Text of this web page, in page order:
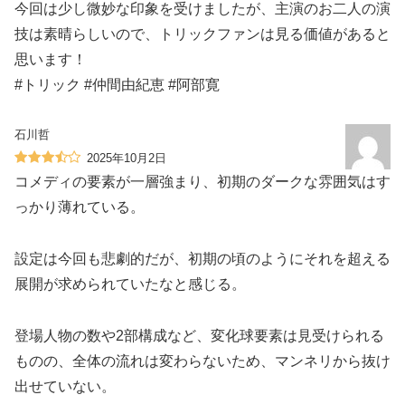
今回は少し微妙な印象を受けましたが、主演のお二人の演
技は素晴らしいので、トリックファンは見る価値があると
思います！
#トリック #仲間由紀恵 #阿部寛
石川哲
2025年10月2日
コメディの要素が一層強まり、初期のダークな雰囲気はす
っかり薄れている。
設定は今回も悲劇的だが、初期の頃のようにそれを超える
展開が求められていたなと感じる。
登場人物の数や2部構成など、変化球要素は見受けられる
ものの、全体の流れは変わらないため、マンネリから抜け
出せていない。